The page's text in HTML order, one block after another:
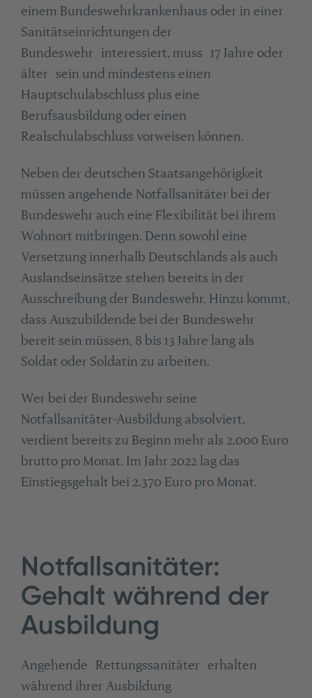
einem Bundeswehrkrankenhaus oder in einer
Sanitätseinrichtungen der
Bundeswehr interessiert, muss 17 Jahre oder
älter sein und mindestens einen
Hauptschulabschluss plus eine
Berufsausbildung oder einen
Realschulabschluss vorweisen können.
Neben der deutschen Staatsangehörigkeit
müssen angehende Notfallsanitäter bei der
Bundeswehr auch eine Flexibilität bei ihrem
Wohnort mitbringen. Denn sowohl eine
Versetzung innerhalb Deutschlands als auch
Auslandseinsätze stehen bereits in der
Ausschreibung der Bundeswehr. Hinzu kommt,
dass Auszubildende bei der Bundeswehr
bereit sein müssen, 8 bis 13 Jahre lang als
Soldat oder Soldatin zu arbeiten.
Wer bei der Bundeswehr seine
Notfallsanitäter-Ausbildung absolviert,
verdient bereits zu Beginn mehr als 2.000 Euro
brutto pro Monat. Im Jahr 2022 lag das
Einstiegsgehalt bei 2.370 Euro pro Monat.
Notfallsanitäter:
Gehalt während der
Ausbildung
Angehende Rettungssanitäter erhalten
während ihrer Ausbildung